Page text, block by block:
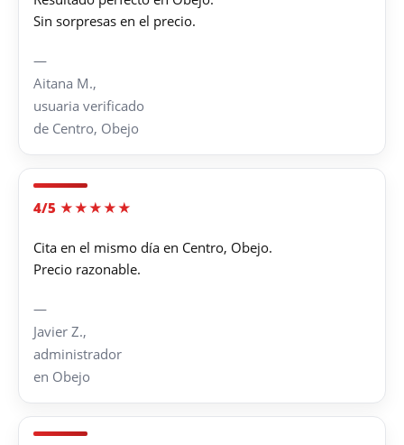
Sin sorpresas en el precio.
—
Aitana M.,
usuaria verificado
de Centro, Obejo
4/5 ★★★★★
Cita en el mismo día en Centro, Obejo.
Precio razonable.
—
Javier Z.,
administrador
en Obejo